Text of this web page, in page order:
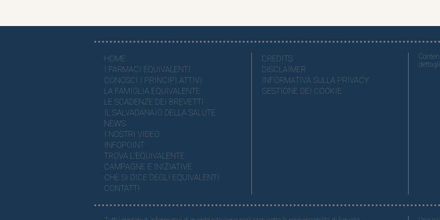
HOME
I FARMACI EQUIVALENTI
CONOSCI I PRINCIPI ATTIVI
LA FAMIGLIA EQUIVALENTE
LE SCADENZE DEI BREVETTI
IL SALVADANAIO DELLA SALUTE
NEWS
I NOSTRI VIDEO
INFOPOINT
TROVA L'EQUIVALENTE
CAMPAGNE E INIZIATIVE
CHE SI DICE DEGLI EQUIVALENTI
CONTATTI
CREDITS
DISCLAIMER
INFORMATIVA SULLA PRIVACY
GESTIONE DEI COOKIE